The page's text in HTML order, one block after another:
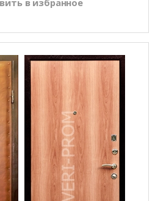
в избранное